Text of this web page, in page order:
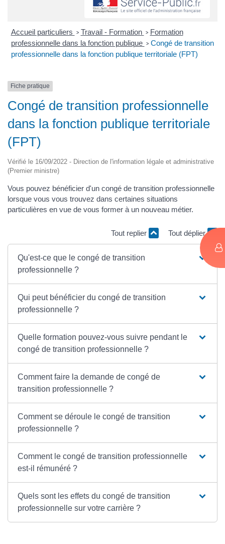
Accueil particuliers > Travail - Formation > Formation
professionnelle dans la fonction publique > Congé de transition
professionnelle dans la fonction publique territoriale (FPT)
Fiche pratique
Congé de transition professionnelle
dans la fonction publique territoriale
(FPT)
Vérifié le 16/09/2022 - Direction de l'information légale et administrative
(Premier ministre)
Vous pouvez bénéficier d'un congé de transition professionnelle
lorsque vous vous trouvez dans certaines situations
particulières en vue de vous former à un nouveau métier.
Tout replier Tout déplier
Qu'est-ce que le congé de transition
professionnelle ?
Qui peut bénéficier du congé de transition
professionnelle ?
Quelle formation pouvez-vous suivre pendant le
congé de transition professionnelle ?
Comment faire la demande de congé de
transition professionnelle ?
Comment se déroule le congé de transition
professionnelle ?
Comment le congé de transition professionnelle
est-il rémunéré ?
Quels sont les effets du congé de transition
professionnelle sur votre carrière ?